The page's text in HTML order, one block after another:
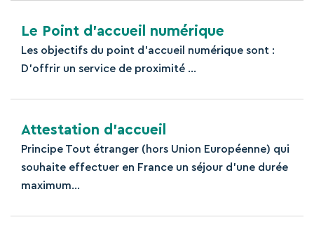
Le Point d’accueil numérique
Les objectifs du point d’accueil numérique sont :
D’offrir un service de proximité ...
Attestation d’accueil
Principe Tout étranger (hors Union Européenne) qui
souhaite effectuer en France un séjour d’une durée
maximum...